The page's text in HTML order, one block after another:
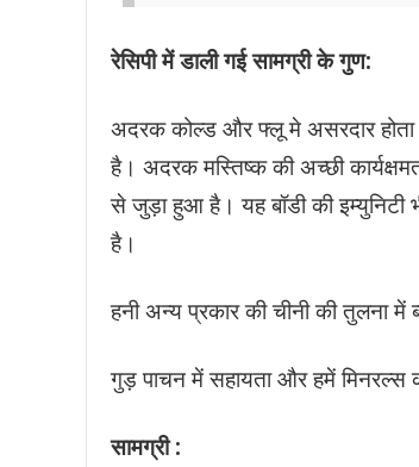
रेसिपी में डाली गई सामग्री के गुण:
अदरक कोल्ड और फ्लू मे असरदार
है। अदरक मस्तिष्क की अच्छी
से जुड़ा हुआ है। यह बॉडी की इम्युनिटी
है।
हनी अन्य प्रकार की चीनी की तुलना
गुड़ पाचन में सहायता और हमें मिनरल्स
सामग्री: